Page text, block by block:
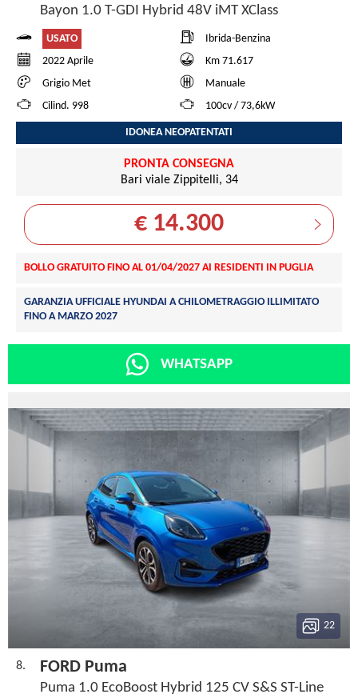
Bayon 1.0 T-GDI Hybrid 48V iMT XClass
USATO
Ibrida-Benzina
2022 Aprile
Km 71.617
Grigio Met
Manuale
Cilind. 998
100cv / 73,6kW
IDONEA NEOPATENTATI
PRONTA CONSEGNA
Bari viale Zippitelli, 34
€ 14.300
BOLLO GRATUITO FINO AL 01/04/2027 AI RESIDENTI IN PUGLIA
GARANZIA UFFICIALE HYUNDAI A CHILOMETRAGGIO ILLIMITATO
FINO A MARZO 2027
WHATSAPP
22
8. FORD Puma
Puma 1.0 EcoBoost Hybrid 125 CV S&S ST-Line